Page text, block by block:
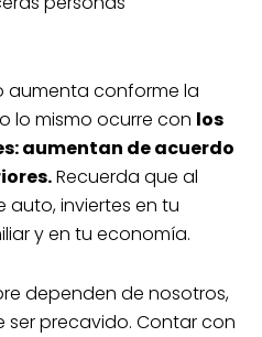
aumenta conforme la
lo mismo ocurre con los
aumentan de acuerdo
Recuerda que al
inviertes en tu
y en tu economía.
dependen de nosotros,
ser precavido. Contar con